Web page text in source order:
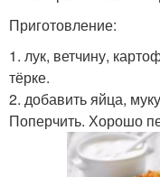
Приготовление:
1. лук, ветчину,
тёрке.
2. добавить яйца,
Поперчить. Хорошо